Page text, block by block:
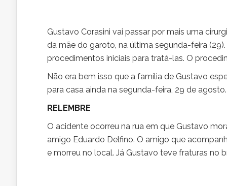
Gustavo Corasini vai passar por mais uma
da mãe do garoto, na última segunda-feira
procedimentos iniciais para tratá-las. O
Não era bem isso que a família de Gustavo
para casa ainda na segunda-feira, 29 de
RELEMBRE
O acidente ocorreu na rua em que Gustavo
amigo Eduardo Delfino. O amigo que
e morreu no local. Já Gustavo teve fraturas no